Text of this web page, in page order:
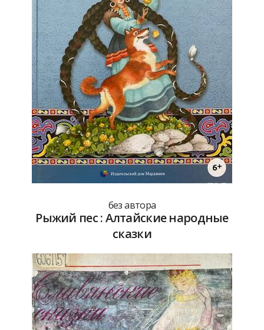
без автора
Рыжий пес : Алтайские народные
сказки